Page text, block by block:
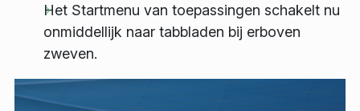
Het Startmenu van toepassingen schakelt nu
onmiddellijk naar tabbladen bij erboven
zweven.